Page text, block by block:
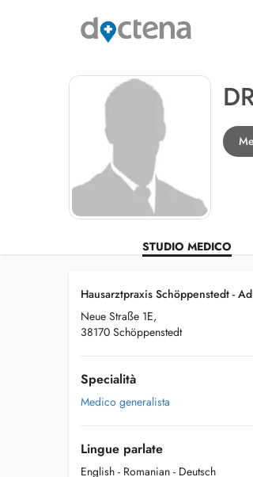
STUDIO MEDICO
Hausarztpraxis Schöppenstedt -
Neue Straße 1E,
38170 Schöppenstedt
Specialità
Medico generalista
Lingue parlate
English - Romanian - Deutsch